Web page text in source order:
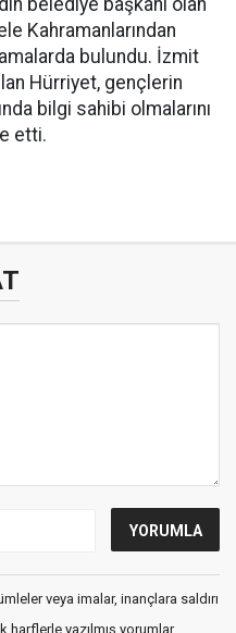
belediye başkanı olan
Kahramanlarından
bulundu. İzmit
Hürriyet, gençlerin
bilgi sahibi olmalarını
etti.
veya imalar, inançlara saldırı
harflerle yazılmış yorumlar